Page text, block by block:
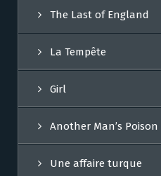
The Last of England
La Tempête
Girl
Another Man’s Poison
Une affaire turque